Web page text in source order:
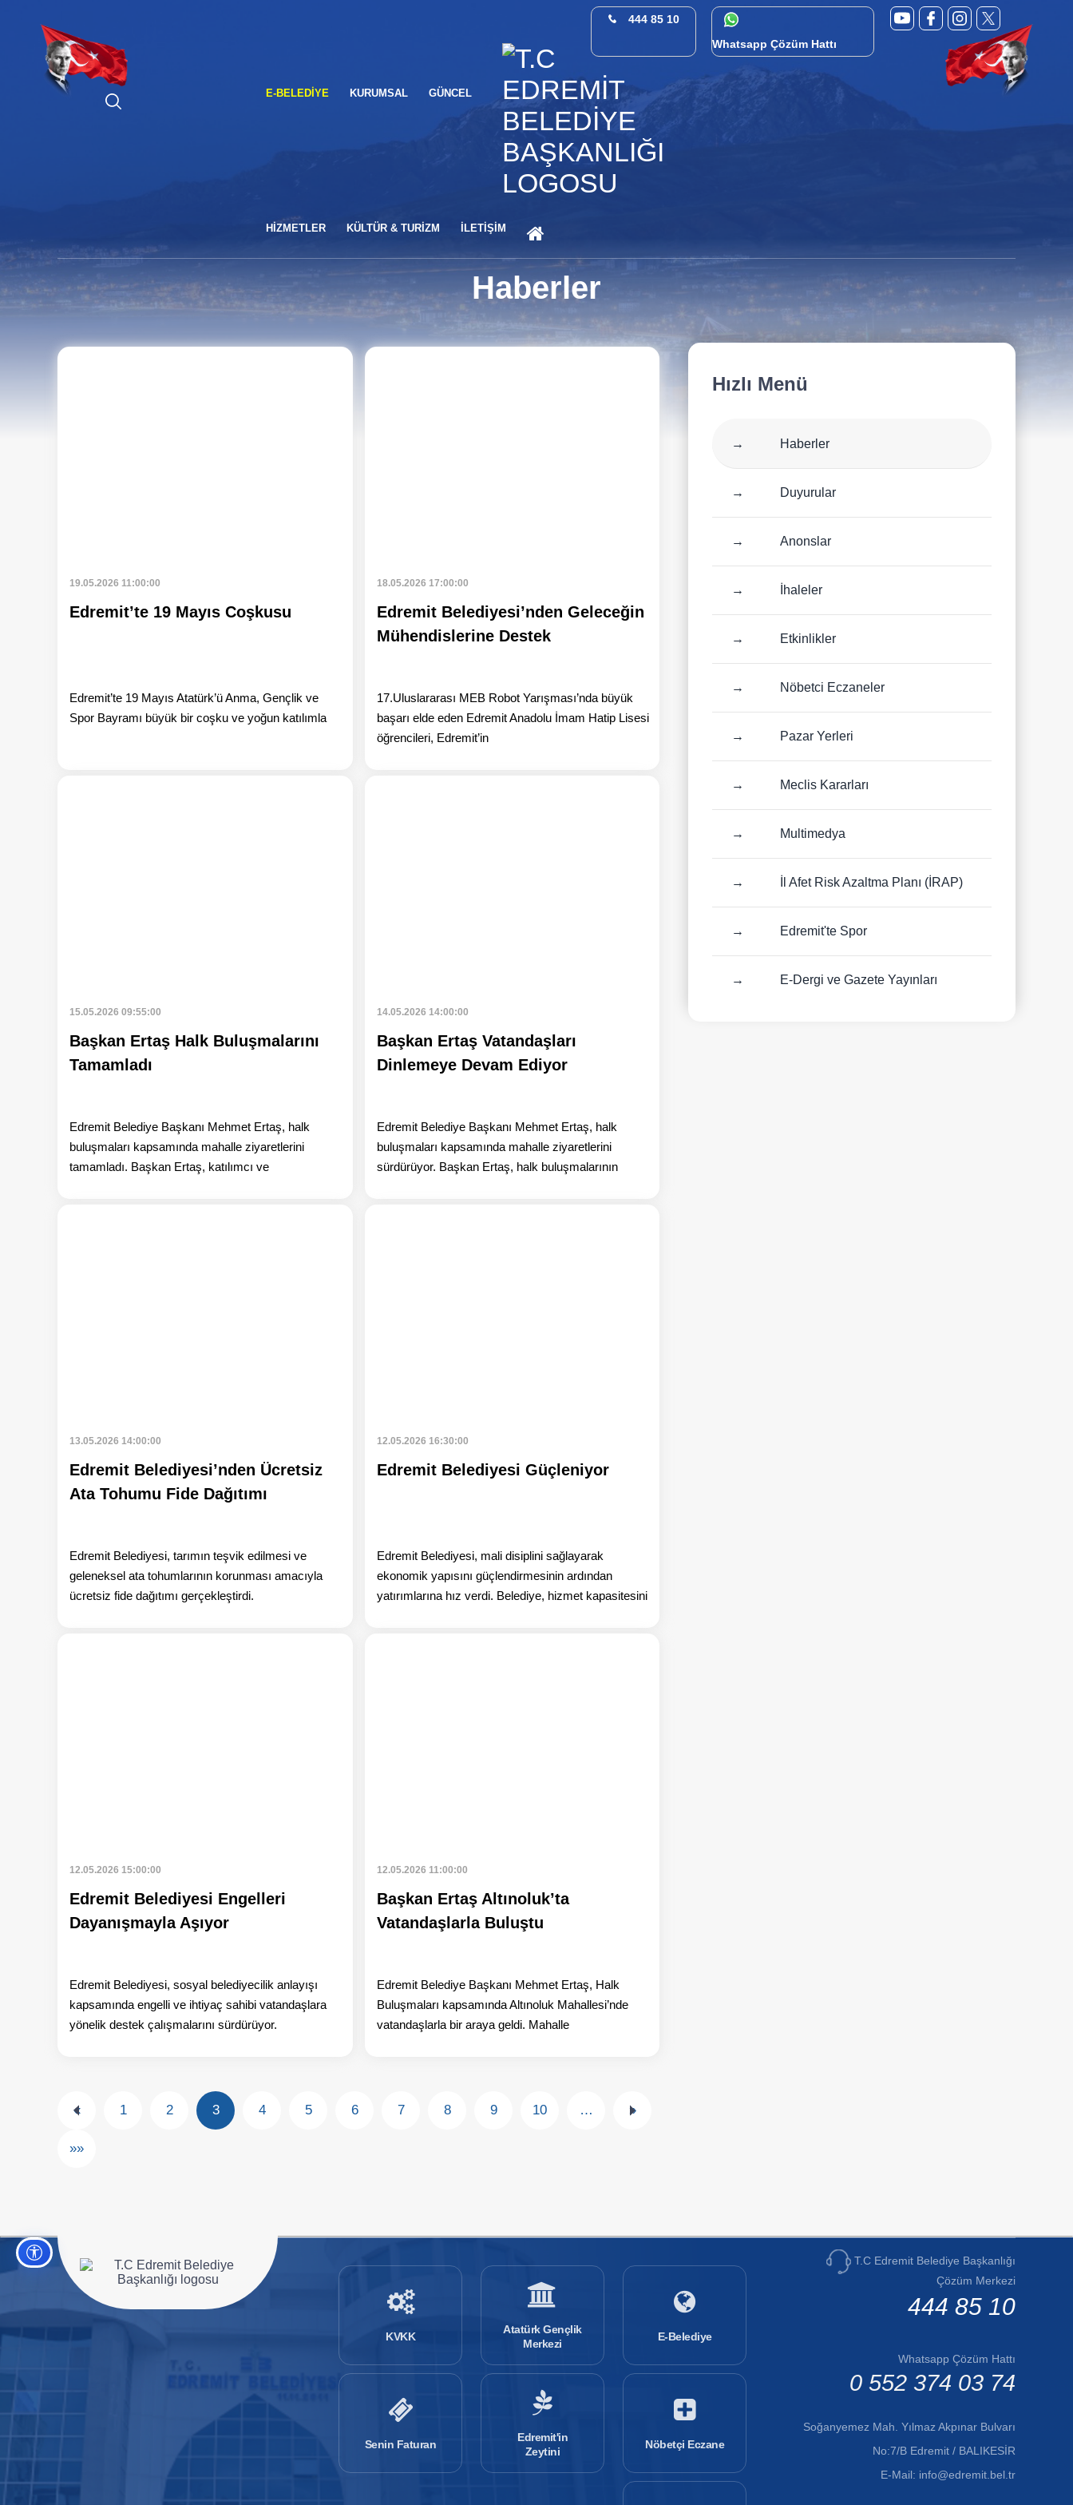
444 85 10
Whatsapp Çözüm Hattı
E-BELEDIYE KURUMSAL GÜNCEL
HİZMETLER KÜLTÜR & TURİZM İLETİŞİM
Haberler
19.05.2026 11:00:00
Edremit’te 19 Mayıs Coşkusu
Edremit’te 19 Mayıs Atatürk’ü Anma, Gençlik ve
Spor Bayramı büyük bir coşku ve yoğun katılımla
18.05.2026 17:00:00
Edremit Belediyesi’nden Geleceğin
Mühendislerine Destek
17.Uluslararası MEB Robot Yarışması’nda büyük
başarı elde eden Edremit Anadolu İmam Hatip Lisesi
öğrencileri, Edremit’in
15.05.2026 09:55:00
Başkan Ertaş Halk Buluşmalarını
Tamamladı
Edremit Belediye Başkanı Mehmet Ertaş, halk
buluşmaları kapsamında mahalle ziyaretlerini
tamamladı. Başkan Ertaş, katılımcı ve
14.05.2026 14:00:00
Başkan Ertaş Vatandaşları
Dinlemeye Devam Ediyor
Edremit Belediye Başkanı Mehmet Ertaş, halk
buluşmaları kapsamında mahalle ziyaretlerini
sürdürüyor. Başkan Ertaş, halk buluşmalarının
Haberi oku: Başkan Ertaş Vatandaşları Dinlemeye Devam Ediyor
13.05.2026 14:00:00
Edremit Belediyesi’nden Ücretsiz
Ata Tohumu Fide Dağıtımı
Edremit Belediyesi, tarımın teşvik edilmesi ve
geleneksel ata tohumlarının korunması amacıyla
ücretsiz fide dağıtımı gerçekleştirdi.
12.05.2026 16:30:00
Edremit Belediyesi Güçleniyor
Edremit Belediyesi, mali disiplini sağlayarak
ekonomik yapısını güçlendirmesinin ardından
yatırımlarına hız verdi. Belediye, hizmet kapasitesini
12.05.2026 15:00:00
Edremit Belediyesi Engelleri
Dayanışmayla Aşıyor
Edremit Belediyesi, sosyal belediyecilik anlayışı
kapsamında engelli ve ihtiyaç sahibi vatandaşlara
yönelik destek çalışmalarını sürdürüyor.
12.05.2026 11:00:00
Başkan Ertaş Altınoluk’ta
Vatandaşlarla Buluştu
Edremit Belediye Başkanı Mehmet Ertaş, Halk
Buluşmaları kapsamında Altınoluk Mahallesi’nde
vatandaşlarla bir araya geldi. Mahalle
« 1 2 3 4 5 6 7 8 9 10 … »
»»
Hızlı Menü
→ Haberler
→ Duyurular
→ Anonslar
→ İhaleler
→ Etkinlikler
→ Nöbetci Eczaneler
→ Pazar Yerleri
→ Meclis Kararları
→ Multimedya
→ İl Afet Risk Azaltma Planı (İRAP)
→ Edremit'te Spor
→ E-Dergi ve Gazete Yayınları
Ana sayfaya git
KVKK
Senin Faturan
Atatürk Gençlik
Merkezi
Edremit'in
Zeytini
E-Belediye
Nöbetçi Eczane
T.C Edremit Belediye Başkanlığı
Çözüm Merkezi
444 85 10
Whatsapp Çözüm Hattı
0 552 374 03 74
Soğanyemez Mah. Yılmaz Akpınar Bulvarı
No:7/B Edremit / BALIKESİR
E-Mail: info@edremit.bel.tr
Erişilebilirlik ayarları